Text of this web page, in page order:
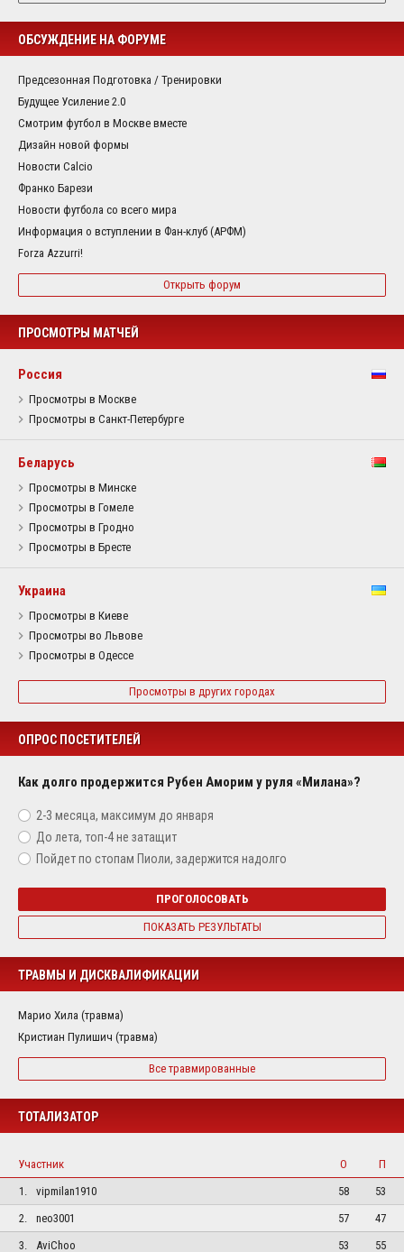
ОБСУЖДЕНИЕ НА ФОРУМЕ
Предсезонная Подготовка / Тренировки
Будущее Усиление 2.0
Смотрим футбол в Москве вместе
Дизайн новой формы
Новости Calcio
Франко Барези
Новости футбола со всего мира
Информация о вступлении в Фан-клуб (АРФМ)
Forza Azzurri!
Открыть форум
ПРОСМОТРЫ МАТЧЕЙ
Россия
Просмотры в Москве
Просмотры в Санкт-Петербурге
Беларусь
Просмотры в Минске
Просмотры в Гомеле
Просмотры в Гродно
Просмотры в Бресте
Украина
Просмотры в Киеве
Просмотры во Львове
Просмотры в Одессе
Просмотры в других городах
ОПРОС ПОСЕТИТЕЛЕЙ
Как долго продержится Рубен Аморим у руля «Милана»?
2-3 месяца, максимум до января
До лета, топ-4 не затащит
Пойдет по стопам Пиоли, задержится надолго
ПРОГОЛОСОВАТЬ
ПОКАЗАТЬ РЕЗУЛЬТАТЫ
ТРАВМЫ И ДИСКВАЛИФИКАЦИИ
Марио Хила (травма)
Кристиан Пулишич (травма)
Все травмированные
ТОТАЛИЗАТОР
Участник О
П
1.
vipmilan1910 58
53
2.
neo3001 57
47
3.
AviChoo 53 55